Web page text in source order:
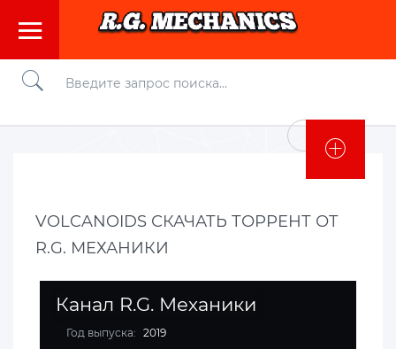
Войти
VOLCANOIDS СКАЧАТЬ ТОРРЕНТ ОТ
R.G. МЕХАНИКИ
Канал R.G. Механики
Год выпуска: 2019